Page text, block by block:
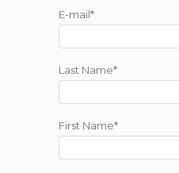
E-mail*
Last Name*
First Name*